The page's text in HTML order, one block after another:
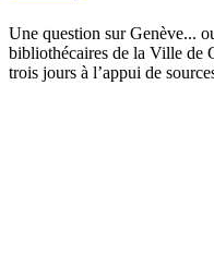
Une question sur Genève...
bibliothécaires de la Ville de
trois jours à l’appui de